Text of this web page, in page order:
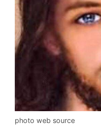
photo web source